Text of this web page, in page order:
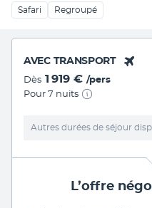
Safari Regroupé
AVEC TRANSPORT
Dès 1 919 € /pers
Pour 7 nuits
Autres durées de séjour
L’offre